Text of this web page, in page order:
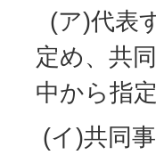
(ア)代表
定め、共
中から指
(イ)共同